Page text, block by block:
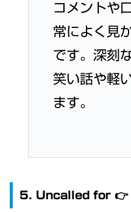
コメントや
常によく見
です。深刻
笑い話や軽
ます。
5. Uncalled for 👉